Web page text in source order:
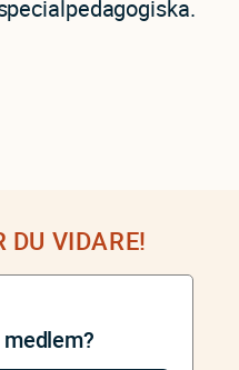
DU VIDARE!